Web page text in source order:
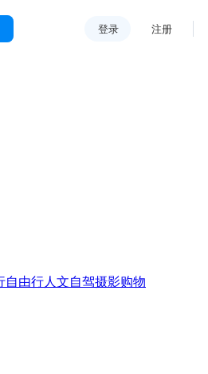
登录 注册
自由行人文自驾摄影购物